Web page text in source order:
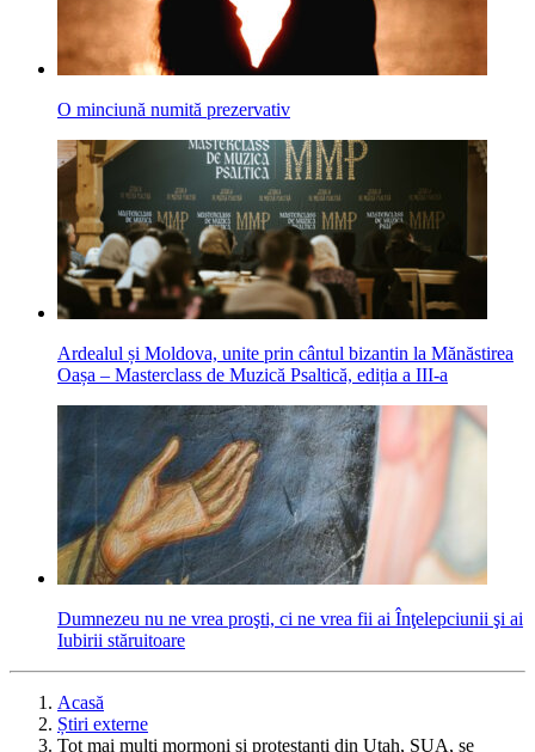
O minciună numită prezervativ
Ardealul și Moldova, unite prin cântul bizantin la Mănăstirea
Oașa – Masterclass de Muzică Psaltică, ediția a III-a
Dumnezeu nu ne vrea proşti, ci ne vrea fii ai Înţelepciunii şi ai
Iubirii stăruitoare
Acasă
Știri externe
Tot mai mulți mormoni și protestanți din Utah, SUA, se